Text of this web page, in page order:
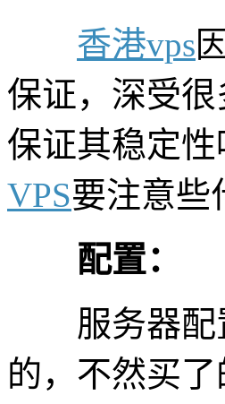
香港vps
保证，深受
保证其稳定
VPS要注意些
配置：
服务器配置
的，不然买